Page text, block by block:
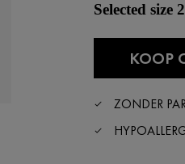
Selected size
KOOP
ZONDER